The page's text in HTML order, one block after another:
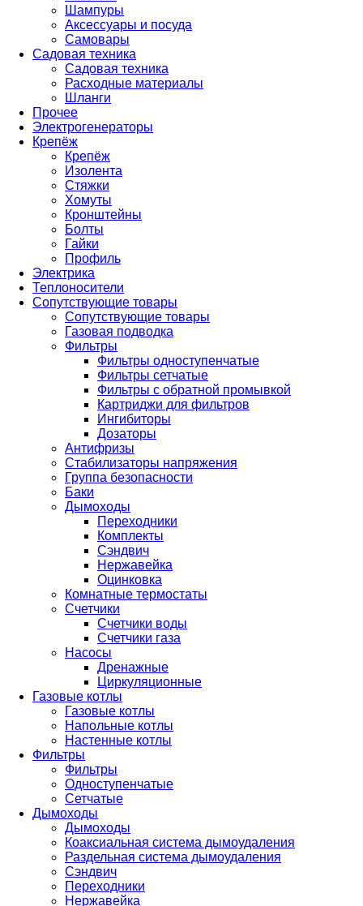
Шампуры
Аксессуары и посуда
Самовары
Садовая техника
Садовая техника
Расходные материалы
Шланги
Прочее
Электрогенераторы
Крепёж
Крепёж
Изолента
Стяжки
Хомуты
Кронштейны
Болты
Гайки
Профиль
Электрика
Теплоносители
Сопутствующие товары
Сопутствующие товары
Газовая подводка
Фильтры
Фильтры одноступенчатые
Фильтры сетчатые
Фильтры с обратной промывкой
Картриджи для фильтров
Ингибиторы
Дозаторы
Антифризы
Стабилизаторы напряжения
Группа безопасности
Баки
Дымоходы
Переходники
Комплекты
Сэндвич
Нержавейка
Оцинковка
Комнатные термостаты
Счетчики
Счетчики воды
Счетчики газа
Насосы
Дренажные
Циркуляционные
Газовые котлы
Газовые котлы
Напольные котлы
Настенные котлы
Фильтры
Фильтры
Одноступенчатые
Сетчатые
Дымоходы
Дымоходы
Коаксиальная система дымоудаления
Раздельная система дымоудаления
Сэндвич
Переходники
Нержавейка